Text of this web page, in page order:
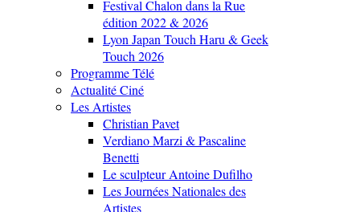
Festival Chalon dans la Rue
édition 2022 & 2026
Lyon Japan Touch Haru & Geek
Touch 2026
Programme Télé
Actualité Ciné
Les Artistes
Christian Pavet
Verdiano Marzi & Pascaline
Benetti
Le sculpteur Antoine Dufilho
Les Journées Nationales des
Artistes